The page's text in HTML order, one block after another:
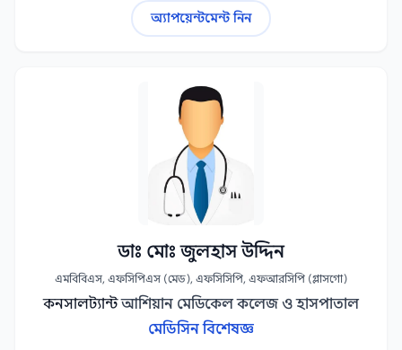
অ্যাপয়েন্টমেন্ট নিন
ডাঃ মোঃ জুলহাস উদ্দিন
এমবিবিএস, এফসিপিএস (মেড), এফসিসিপি, এফআরসিপি (গ্লাসগো)
কনসালট্যান্ট আশিয়ান মেডিকেল কলেজ ও হাসপাতাল
মেডিসিন বিশেষজ্ঞ